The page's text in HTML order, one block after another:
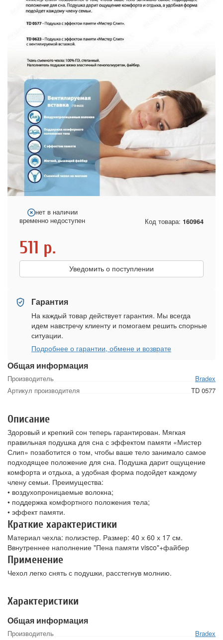
Общая информация
Производитель
Bradex
Артикул производителя
TD 0577
нет в наличии
временно недоступен
Код товара: 160964
511 р.
Уведомить о поступлении
Гарантия
На каждый товар действует гарантия. Мы всегда
идем навстречу клиенту и помогаем решить спорные
ситуации.
Подробнее о гарантии, обмене и возврате
Описание
Здоровый и крепкий сон теперь гарантирован. Мягкая
правильная подушка для сна с эффектом памяти «Мистер
Слип» позаботится о том, чтобы ваше тело занимало самое
подходящее положение для сна. Подушка дарит ощущение
комфорта и отдыха, а удобная форма подойдет каждому
члену семьи. Преимущества:
• воздухопроницаемые волокна;
• поддержка комфортного положения тела;
• эффект памяти.
Краткие характеристики
Материал чехла: полиэстер. Размер: 40 х 60 х 17 см.
Ввнутреннее наполнение "Пена памяти visco"+файбер
Применение
Чехол легко снять с подушки, расстегнув молнию.
Характеристики
Общая информация
Производитель
Bradex